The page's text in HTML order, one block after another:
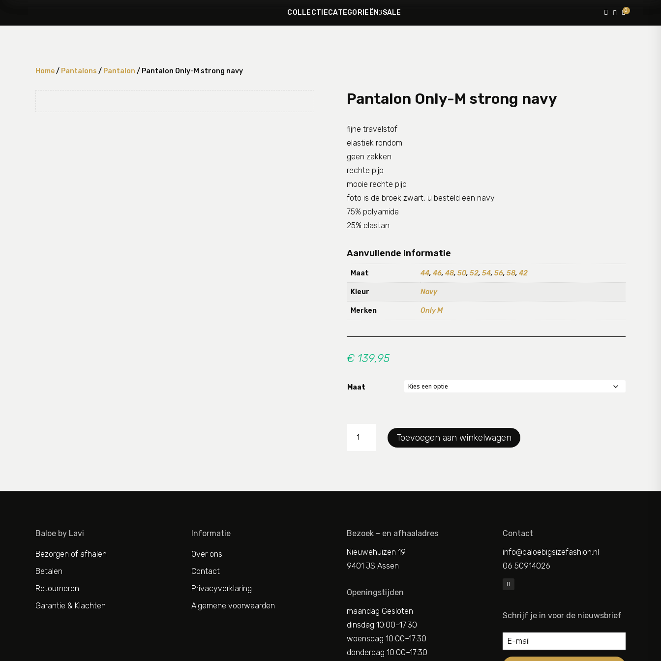
COLLECTIECATEGORIEËN SALE   0
Home/ Pantalons / Pantalon / Pantalon Only-M strong navy
Pantalon Only-M strong navy
fijne travelstof
elastiek rondom
geen zakken
rechte pijp
mooie rechte pijp
foto is de broek zwart, u besteld een navy
75% polyamide
25% elastan
Aanvullende informatie
Maat 44, 46, 48, 50, 52, 54, 56, 58, 42
Kleur Navy
Merken Only M
€ 139,95
Maat
Only-
Toevoegen aan winkelwagen
Baloe by Lavi
Bezorgen of afhalen
Betalen
Retourneren
Garantie & Klachten
Informatie
Over ons
Contact
Privacyverklaring
Algemene voorwaarden
Bezoek – en afhaaladres
Nieuwehuizen 19
9401 JS Assen
Openingstijden
maandag Gesloten
dinsdag 10:00–17:30
woensdag 10:00–17:30
donderdag 10:00–17:30
Contact
info@baloebigsizefashion.nl
06 50914026
Schrijf je in voor de nieuwsbrief